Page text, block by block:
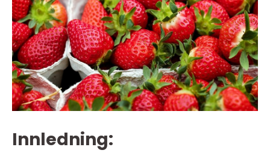
Innledning: